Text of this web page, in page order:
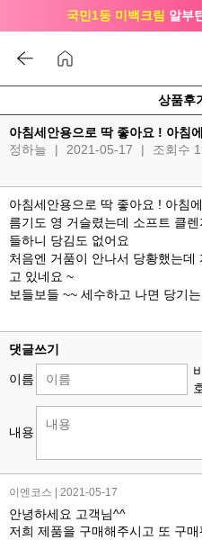
국민1등 미백크림 알부
상품후
아침세안용으로 딱 좋아요 ! 아침
정하늘
| 2021-05-17 | 조회수
아침세안용으로 딱 좋아요 ! 아침
름기도 영 거슬렸는데 소프트 클
들하니 당김도 없어요
처음엔 거품이 안나서 당황했는
고 있네요 ~
보들보들 ~~ 세수하고 나면 당기
댓글쓰기
이름
내용
이엔코스 | 2021-05-17
안녕하세요 고객님^^
저희 제품을 구매해주시고 또 구